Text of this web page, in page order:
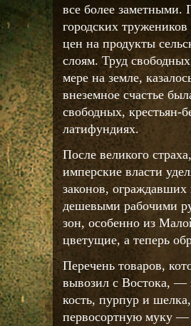
все более заметными.
городских тружеников
цен на продукты
слоям. Труд
мере на земле,
внеземное счастье
свободных, крестьян-
латифундиях.
После великого
имперские власти
законов,
дешевыми рабочими
зон, особенно из
цветущие, а теперь
Перечень товаров,
вывозил с Востока, —
кость, пурпур и
первосортную муку —